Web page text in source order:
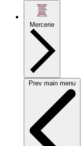
Mercerie
Prev main menu